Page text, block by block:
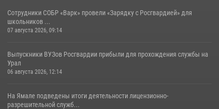
Сотрудники СОБР «Варк» провели «Зарядку с Росгвардией» для
школьников ...
07 августа 2026, 09:14
Выпускники ВУЗов Росгвардии прибыли для прохождения службы на
Урал
06 августа 2026, 12:14
На Ямале подведены итоги деятельности лицензионно-
разрешительной служб...